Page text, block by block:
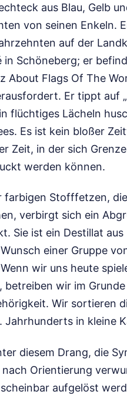
aus Blau, Gelb
von seinen Enkeln.
auf der
in Schöneberg; er
About Flags Of The
Er tippt auf
flüchtiges Lächeln
Es ist kein bloßer
Zeit, in der sich
werden können.
farbigen Stofffetzen,
verbirgt sich ein
Sie ist ein Destillat
einer Gruppe
wir uns heute
betreiben wir im
Wir sortieren
Jahrhunderts in kleine
diesem Drang, die
Orientierung
aufgelöst